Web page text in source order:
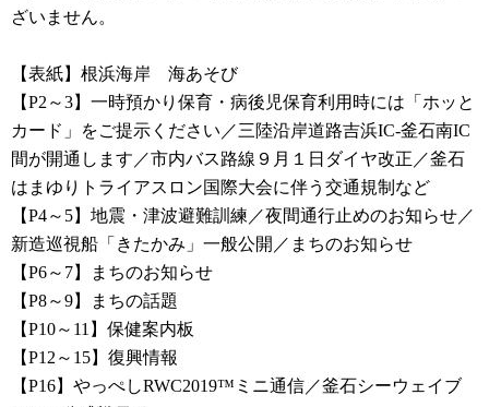
ざいません。
【表紙】根浜海岸 海あそび
【P2～3】一時預かり保育・病後児保育利用時には「ホッと
カード」をご提示ください／三陸沿岸道路吉浜IC-釜石南IC
間が開通します／市内バス路線９月１日ダイヤ改正／釜石
はまゆりトライアスロン国際大会に伴う交通規制など
【P4～5】地震・津波避難訓練／夜間通行止めのお知らせ／
新造巡視船「きたかみ」一般公開／まちのお知らせ
【P6～7】まちのお知らせ
【P8～9】まちの話題
【P10～11】保健案内板
【P12～15】復興情報
【P16】やっぺしRWC2019™ミニ通信／釜石シーウェイブ